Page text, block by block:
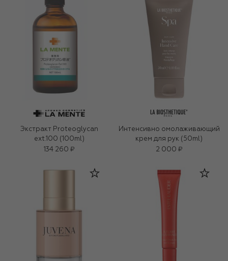
Экстракт Proteoglycan
ext.100 (100ml)
134 260 ₽
Интенсивно омолаживающий
крем для рук (50ml)
2 000 ₽